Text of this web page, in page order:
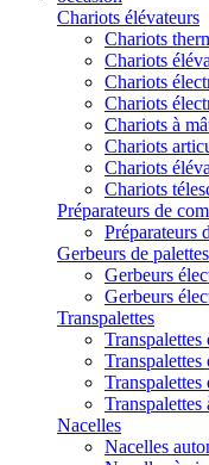
Chariots élévateurs
Chariots
Chariots
Chariots
Chariots
Chariots à
Chariots
Chariots
Chariots
Préparateurs de
Préparateurs
Gerbeurs de palettes
Gerbeurs
Gerbeurs
Transpalettes
Transpalettes
Transpalettes
Nacelles
Nacelles